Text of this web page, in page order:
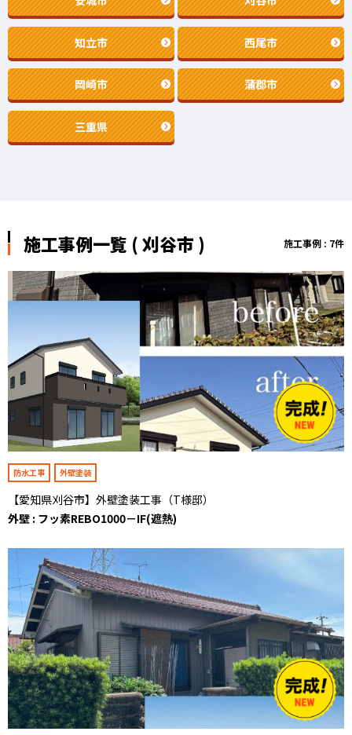
知立市 西尾市
岡崎市 蒲郡市
三重県
施工事例一覧 ( 刈谷市 ) 施工事例 : 7件
防水工事 外壁塗装
【愛知県刈谷市】外壁塗装工事（T様邸）
外壁 : フッ素REBO1000－IF(遮熱)